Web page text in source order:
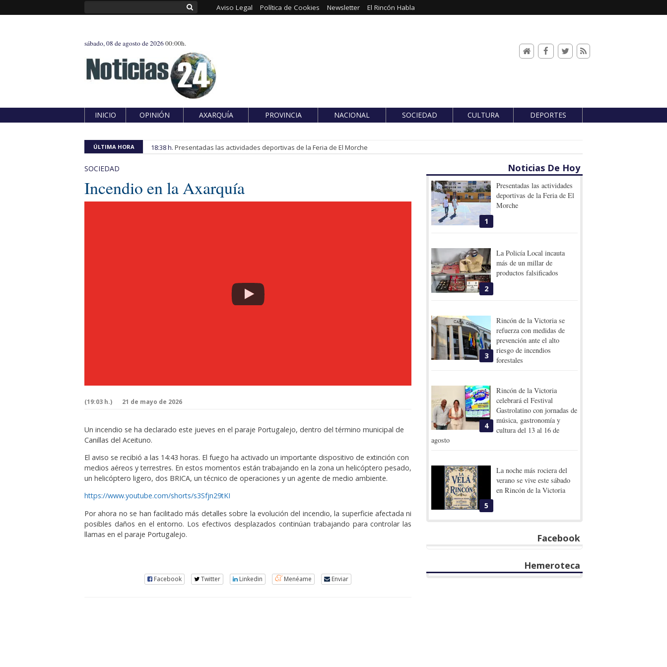
Aviso Legal Política de Cookies Newsletter El Rincón Habla
sábado, 08 de agosto de 202600:00h.
INICIO OPINIÓN AXARQUÍA PROVINCIA NACIONAL SOCIEDAD CULTURA DEPORTES
ÚLTIMA HORA 18:38 h. Presentadas las actividades deportivas de la Feria de El Morche
SOCIEDAD
Incendio en la Axarquía
21 de mayo de 2026
(19:03 h.)
Un incendio se ha declarado este jueves en el paraje Portugalejo, dentro del término municipal de
Canillas del Aceituno.
El aviso se recibió a las 14:43 horas. El fuego ha activado un importante dispositivo de extinción con
medios aéreos y terrestres. En estos momentos están trabajando en la zona un helicóptero pesado,
un helicóptero ligero, dos BRICA, un técnico de operaciones y un agente de medio ambiente.
https://www.youtube.com/shorts/s3Sfjn29tKI
Por ahora no se han facilitado más detalles sobre la evolución del incendio, la superficie afectada ni
posibles daños en el entorno. Los efectivos desplazados continúan trabajando para controlar las
llamas en el paraje Portugalejo.
Facebook Twitter Linkedin Menéame Enviar
Noticias De Hoy
1
Presentadas las actividades
deportivas de la Feria de El
Morche
2
La Policía Local incauta
más de un millar de
productos falsificados
3
Rincón de la Victoria se
refuerza con medidas de
prevención ante el alto
riesgo de incendios
forestales
4
Rincón de la Victoria
celebrará el Festival
Gastrolatino con jornadas de
música, gastronomía y
cultura del 13 al 16 de
agosto
5
La noche más rociera del
verano se vive este sábado
en Rincón de la Victoria
Facebook
Hemeroteca